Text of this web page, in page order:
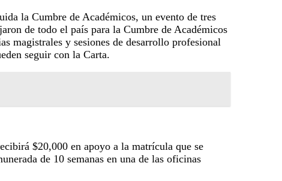
la Cumbre de Académicos, un evento de tres
de todo el país para la Cumbre de Académicos
magistrales y sesiones de desarrollo profesional
seguir con la Carta.
$20,000 en apoyo a la matrícula que se
de 10 semanas en una de las oficinas